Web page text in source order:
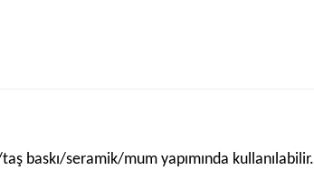
baskı/seramik/mum yapımında kullanılabilir.